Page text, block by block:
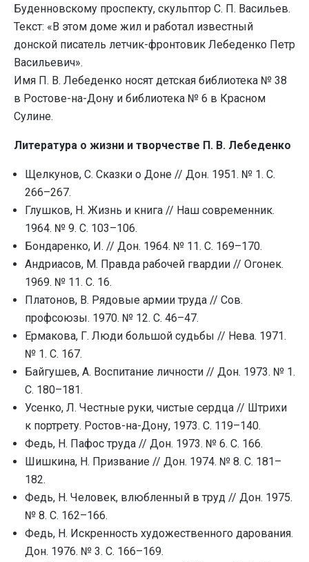
Буденновскому проспекту, скульптор С. П. Васильев.
Текст: «В этом доме жил и работал известный
донской писатель летчик-фронтовик Лебеденко Петр
Васильевич».
Имя П. В. Лебеденко носят детская библиотека № 38
в Ростове-на-Дону и библиотека № 6 в Красном
Сулине.
Литература о жизни и творчестве П. В. Лебеденко
Щелкунов, С. Сказки о Доне // Дон. 1951. № 1. С.
266–267.
Глушков, Н. Жизнь и книга // Наш современник.
1964. № 9. С. 103–106.
Бондаренко, И. // Дон. 1964. № 11. С. 169–170.
Андриасов, М. Правда рабочей гвардии // Огонек.
1969. № 11. С. 16.
Платонов, В. Рядовые армии труда // Сов.
профсоюзы. 1970. № 12. С. 46–47.
Ермакова, Г. Люди большой судьбы // Нева. 1971.
№ 1. С. 167.
Байгушев, А. Воспитание личности // Дон. 1973. № 1.
С. 180–181.
Усенко, Л. Честные руки, чистые сердца // Штрихи
к портрету. Ростов-на-Дону, 1973. С. 119–140.
Федь, Н. Пафос труда // Дон. 1973. № 6. С. 166.
Шишкина, Н. Призвание // Дон. 1974. № 8. С. 181–
182.
Федь, Н. Человек, влюбленный в труд // Дон. 1975.
№ 8. С. 162–166.
Федь, Н. Искренность художественного дарования.
Дон. 1976. № 3. С. 166–169.